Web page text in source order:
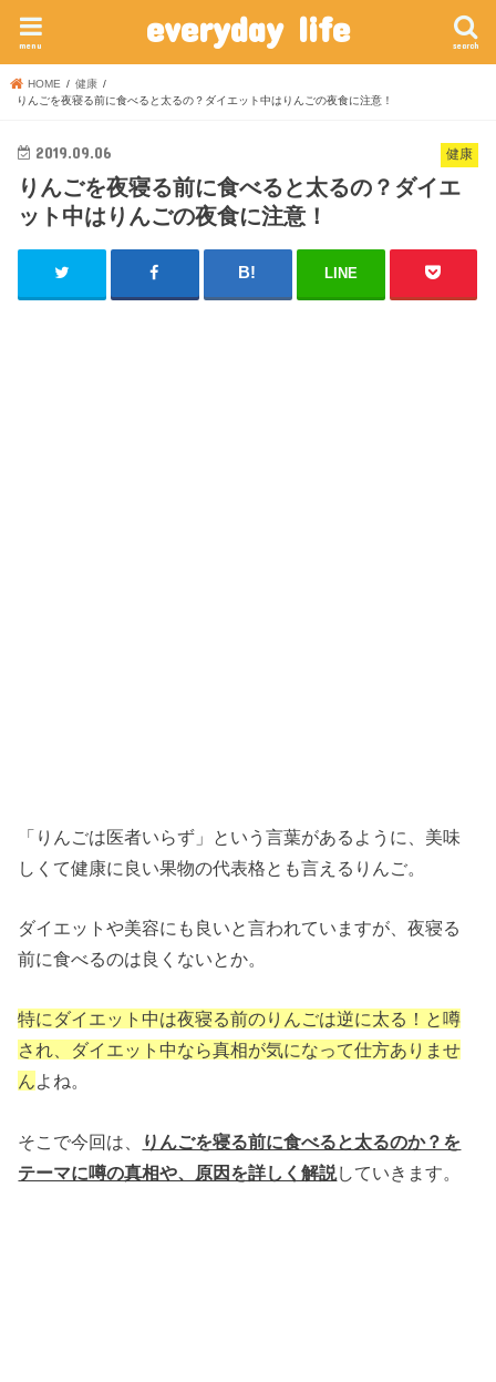
everyday life search
menu
HOME
健康
りんごを夜寝る前に食べると太るの？ダイエット中はりんごの夜食に注意！
健康
2019.09.06
りんごを夜寝る前に食べると太るの？ダイエ
ット中はりんごの夜食に注意！
LINE
「りんごは医者いらず」という言葉があるように、美味
しくて健康に良い果物の代表格とも言えるりんご。
ダイエットや美容にも良いと言われていますが、夜寝る
前に食べるのは良くないとか。
特にダイエット中は夜寝る前のりんごは逆に太る！と噂
され、ダイエット中なら真相が気になって仕方ありませ
んよね。
そこで今回は、
りんごを寝る前に食べると太るのか？を
テーマに噂の真相や、原因を詳しく解説していきます。